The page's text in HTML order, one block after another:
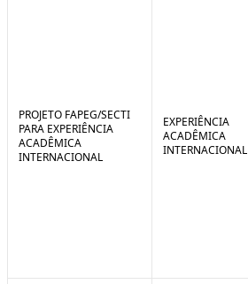
PROJETO FAPEG/SECTI
PARA EXPERIÊNCIA
ACADÊMICA
INTERNACIONAL
EXPERIÊNCIA
ACADÊMICA
INTERNACIONAL